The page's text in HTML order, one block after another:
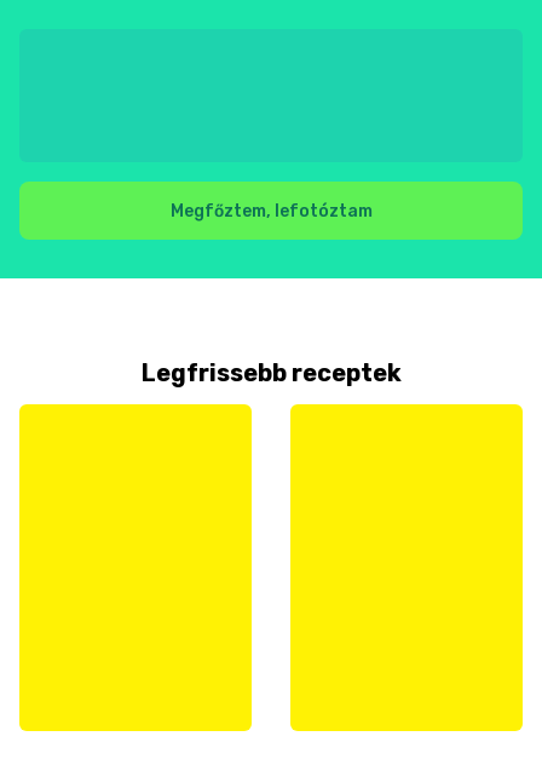
Megfőztem, lefotóztam
Legfrissebb receptek